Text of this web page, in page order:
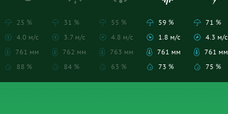
25 %
4.0 м/с
761 мм
88 %
31 %
3.7 м/с
762 мм
84 %
55 %
4.8 м/с
763 мм
63 %
59 %
1.8 м/с
761 мм
73 %
71 %
4.3 м/с
761 мм
75 %